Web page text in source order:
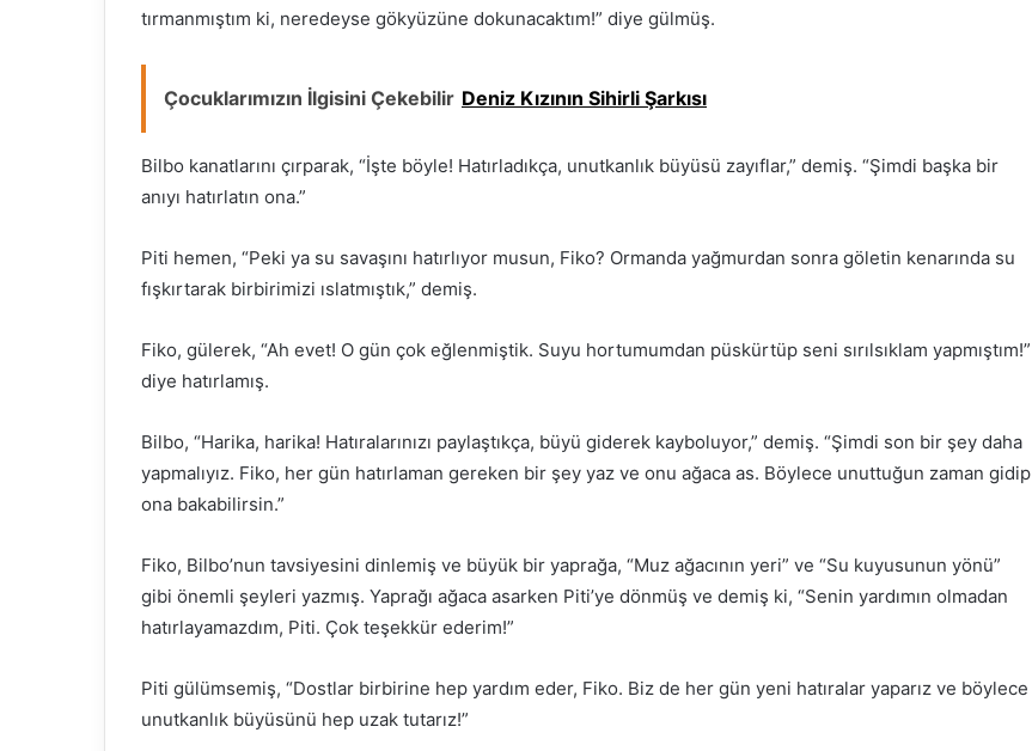
tırmanmıştım ki, neredeyse gökyüzüne dokunacaktım!” diye gülmüş.
Çocuklarımızın İlgisini Çekebilir Deniz Kızının Sihirli Şarkısı
Bilbo kanatlarını çırparak, “İşte böyle! Hatırladıkça, unutkanlık büyüsü zayıflar,” demiş. “Şimdi başka bir
anıyı hatırlatın ona.”
Piti hemen, “Peki ya su savaşını hatırlıyor musun, Fiko? Ormanda yağmurdan sonra göletin kenarında su
fışkırtarak birbirimizi ıslatmıştık,” demiş.
Fiko, gülerek, “Ah evet! O gün çok eğlenmiştik. Suyu hortumumdan püskürtüp seni sırılsıklam yapmıştım!”
diye hatırlamış.
Bilbo, “Harika, harika! Hatıralarınızı paylaştıkça, büyü giderek kayboluyor,” demiş. “Şimdi son bir şey daha
yapmalıyız. Fiko, her gün hatırlaman gereken bir şey yaz ve onu ağaca as. Böylece unuttuğun zaman gidip
ona bakabilirsin.”
Fiko, Bilbo’nun tavsiyesini dinlemiş ve büyük bir yaprağa, “Muz ağacının yeri” ve “Su kuyusunun yönü”
gibi önemli şeyleri yazmış. Yaprağı ağaca asarken Piti’ye dönmüş ve demiş ki, “Senin yardımın olmadan
hatırlayamazdım, Piti. Çok teşekkür ederim!”
Piti gülümsemiş, “Dostlar birbirine hep yardım eder, Fiko. Biz de her gün yeni hatıralar yaparız ve böylece
unutkanlık büyüsünü hep uzak tutarız!”